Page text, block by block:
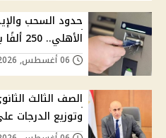
الأهلي.. 250 ألفًا بالفروع و30 ألفًا يوميًا
وتوزيع الدرجات